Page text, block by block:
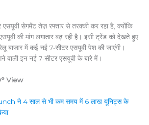
सेगमेंट तेज़ रफ्तार से तरक्की कर रहा है, क्योंकि
की मांग लगातार बढ़ रही है। इसी ट्रेंड को देखते हुए
में कई नई 7-सीटर एसयूवी पेश की जाएंगी।
वाली इन नई 7-सीटर एसयूवी के बारे में।
View
ने 4 साल से भी कम समय में 6 लाख यूनिट्स के